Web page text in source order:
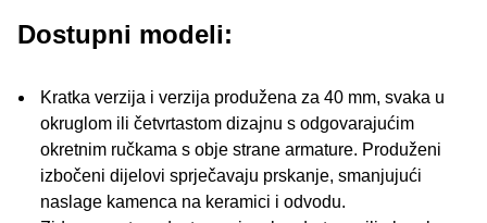
Dostupni modeli:
Kratka verzija i verzija produžena za 40 mm, svaka u
okruglom ili četvrtastom dizajnu s odgovarajućim
okretnim ručkama s obje strane armature. Produženi
izbočeni dijelovi sprječavaju prskanje, smanjujući
naslage kamenca na keramici i odvodu.